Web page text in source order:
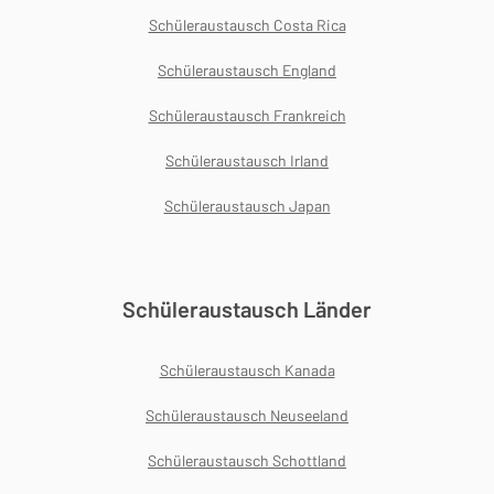
Schüleraustausch Costa Rica
Schüleraustausch England
Schüleraustausch Frankreich
Schüleraustausch Irland
Schüleraustausch Japan
Schüleraustausch Länder
Schüleraustausch Kanada
Schüleraustausch Neuseeland
Schüleraustausch Schottland